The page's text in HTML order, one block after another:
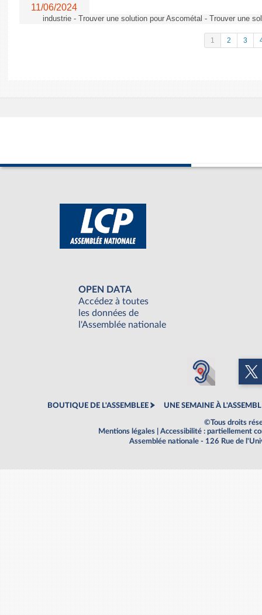
11/06/2024
industrie - Trouver une solution pour Ascométal - Trouver une
1 2 3
OPEN DATA
Accédez à toutes
les données de
l'Assemblée nationale
BOUTIQUE DE L'ASSEMBLEE UNE SEMAINE À
©Tous droits
Mentions légales
Accessibilité : partiellement
Assemblée nationale - 126 Rue de